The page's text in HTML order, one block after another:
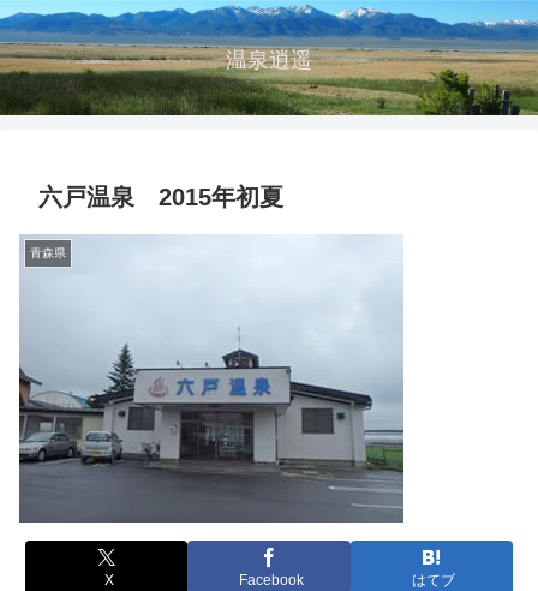
温泉逍遥
六戸温泉 2015年初夏
青森県
X Facebook はてブ